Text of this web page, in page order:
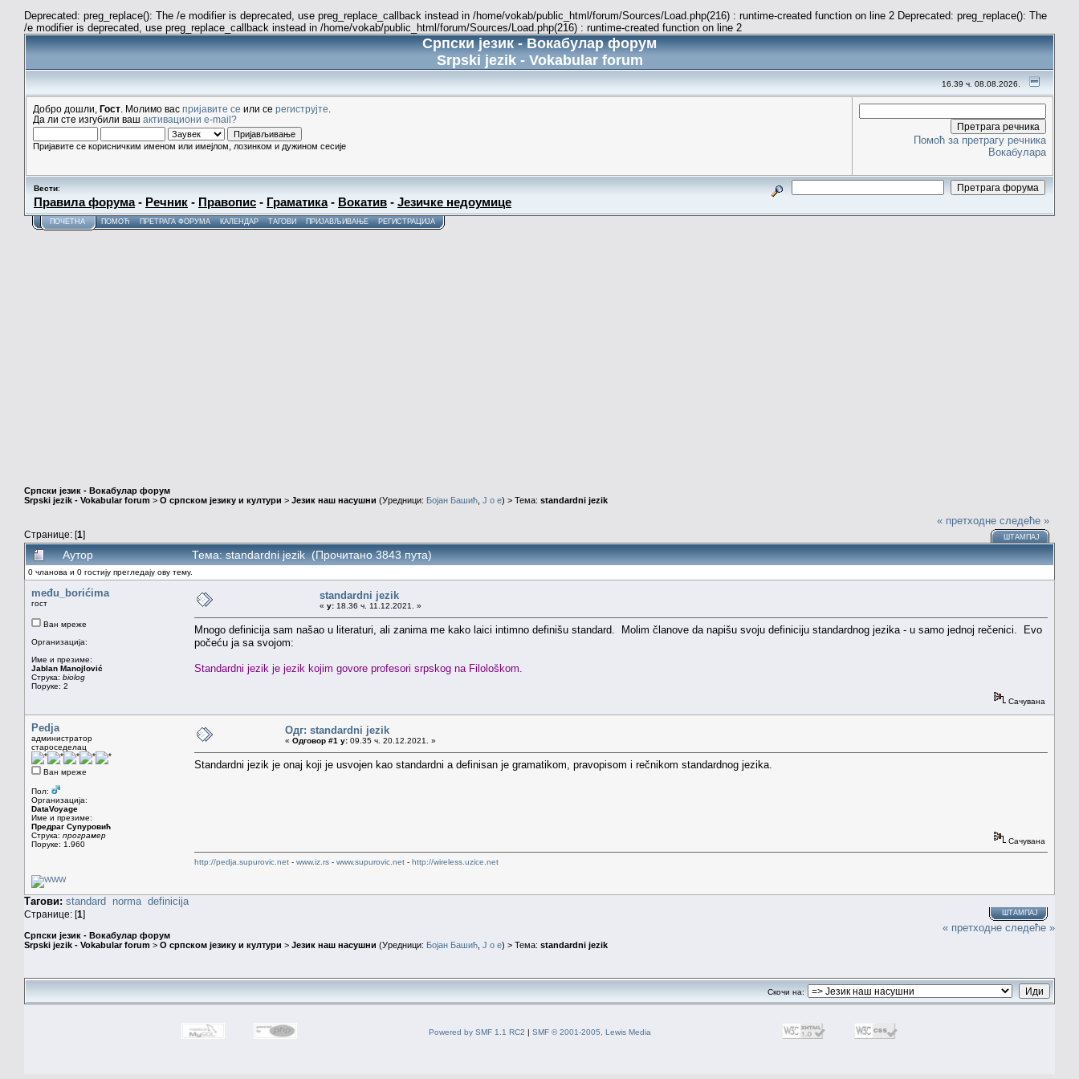
Deprecated: preg_replace(): The /e modifier is deprecated, use preg_replace_callback instead in /home/vokab/public_html/forum/Sources/Load.php(216) : runtime-created function on line 2 Deprecated: preg_replace(): The
/e modifier is deprecated, use preg_replace_callback instead in /home/vokab/public_html/forum/Sources/Load.php(216) : runtime-created function on line 2
Српски језик - Вокабулар форум
Srpski jezik - Vokabular forum
16.39 ч. 08.08.2026.
Добро дошли, Гост . Молимо вас пријавите се или се региструјте
Да ли сте изгубили ваш активациони e-mail?
Пријавите се корисничким именом или имејлом, лозинком и дужином сесије
Помоћ за претрагу речника
Вокабулара
Вести:
Правила форума- Речник - Правопис - Граматика- Вокатив - Језичке недоумице
ПОЧЕТНА ПОМОЋ ПРЕТРАГА ФОРУМА КАЛЕНДАР ТАГОВИ ПРИЈАВЉИВАЊЕ РЕГИСТРАЦИЈА
Српски језик - Вокабулар форум
Srpski jezik - Vokabular forum > О српском језику и култури > Језик наш насушни (Уредници: Бојан Башић J o e) > Тема: standardni jezik
Странице: [1]
« претходне следеће »
ШТАМПАЈ
Аутор Тема: standardni jezik (Прочитано 3843 пута)
0 чланова и 0 гостију прегледају ову тему.
među_borićima
гост
Ван мреже
Организација:
Име и презиме:
Jablan Manojlović
Струка: biolog
Поруке: 2
standardni jezik
« у: 18.36 ч. 11.12.2021. »
Mnogo definicija sam našao u literaturi, ali zanima me kako laici intimno definišu standard. Molim članove da napišu svoju definiciju standardnog jezika - u samo jednoj rečenici. Evo
počeću ja sa svojom:
Standardni jezik je jezik kojim govore profesori srpskog na Filološkom.
Сачувана
Pedja
администратор
староседелац
Ван мреже
Пол:
Организација:
DataVoyage
Име и презиме:
Предраг Супуровић
Струка: програмер
Поруке: 1.960
Одг: standardni jezik
« Одговор #1 у: 09.35 ч. 20.12.2021. »
Standardni jezik je onaj koji je usvojen kao standardni a definisan je gramatikom, pravopisom i rečnikom standardnog jezika.
Сачувана
http://pedja.supurovic.net - www.iz.rs - www.supurovic.net - http://wireless.uzice.net
Тагови: standard norma definicija
Странице: [1] ШТАМПАЈ
Српски језик - Вокабулар форум
Srpski jezik - Vokabular forum > О српском језику и култури > Језик наш насушни (Уредници: Бојан Башић J o e) > Тема: standardni jezik
« претходне следеће »
Скочи на:
Powered by SMF 1.1 RC2 | SMF © 2001-2005, Lewis Media